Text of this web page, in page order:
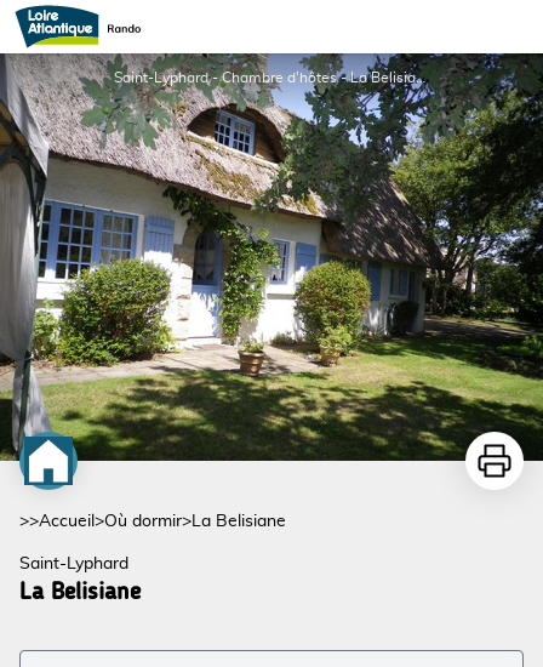
La Belisiane
Saint-Lyphard - Chambre d'hôtes - La Belisiane_1 - La Bélisiane
>>Accueil >Où dormir>La Belisiane
Saint-Lyphard
La Belisiane